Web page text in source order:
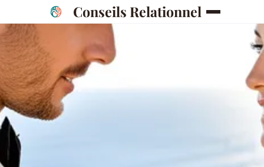
Conseils Relationnel